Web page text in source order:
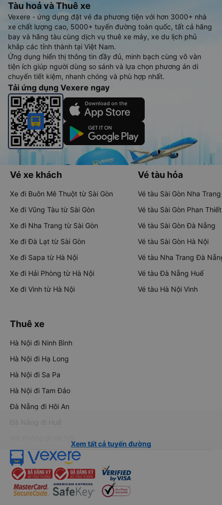
Tàu hoả và Thuê xe
Vexere - ứng dụng đặt vé đa phương tiện với hơn 3000+ nhà
xe chất lượng cao, 5000+ tuyến đường toàn quốc, tất cả hãng
bay và hãng tàu cùng dịch vụ thuê xe máy, xe du lịch phủ
khắp các tỉnh thành tại Việt Nam.
Ứng dụng hiển thị thông tin đầy đủ, minh bạch cùng vô vàn
tiện ích giúp người dùng so sánh và lựa chọn phương án di
chuyển tiết kiệm, nhanh chóng và phù hợp nhất.
Tải ứng dụng Vexere ngay
Vé xe khách
Xe đi Buôn Mê Thuột từ Sài Gòn
Xe đi Vũng Tàu từ Sài Gòn
Xe đi Nha Trang từ Sài Gòn
Xe đi Đà Lạt từ Sài Gòn
Xe đi Sapa từ Hà Nội
Xe đi Hải Phòng từ Hà Nội
Xe đi Vinh từ Hà Nội
Vé tàu hỏa
Vé tàu Sài Gòn Nha Trang
Vé tàu Sài Gòn Phan Thiết
Vé tàu Sài Gòn Đà Nẵng
Vé tàu Sài Gòn Hà Nội
Vé tàu Nha Trang Đà
Vé tàu Đà Nẵng Huế
Vé tàu Hà Nội Vinh
Thuê xe
Hà Nội đi Ninh Bình
Hà Nội đi Hạ Long
Hà Nội đi Sa Pa
Hà Nội đi Tam Đảo
Đà Nẵng đi Hội An
Đà Nẵng đi Huế
Xem tất cả tuyến đường